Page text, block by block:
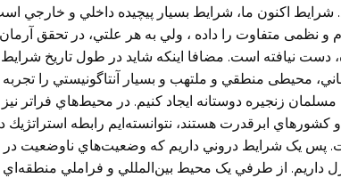
شرايط اكنون ما، شرايط بسيار پيچيده داخلي و خارجي
و نظمی متفاوت را داده ، ولي به هر علتي، در تحقق
دست نیافته است. مضافا اينكه شايد در طول تاريخ
محيطی منطقي و ملتهب و بسيار آنتاگونيستي را
زنجيره دوستانه ايجاد كنيم. در محيط‌هاي فراتر
ابرقدرت هستند، نتوانسته‌ايم رابطه استراتژيك
پس يک شرايط دروني داريم که وضعيت‌هاي ناوضعيت
داريم. از طرفي يک محيط بين‌المللي و فراملي منطقه‌اي